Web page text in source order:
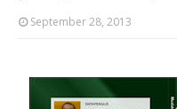
September 28, 2013